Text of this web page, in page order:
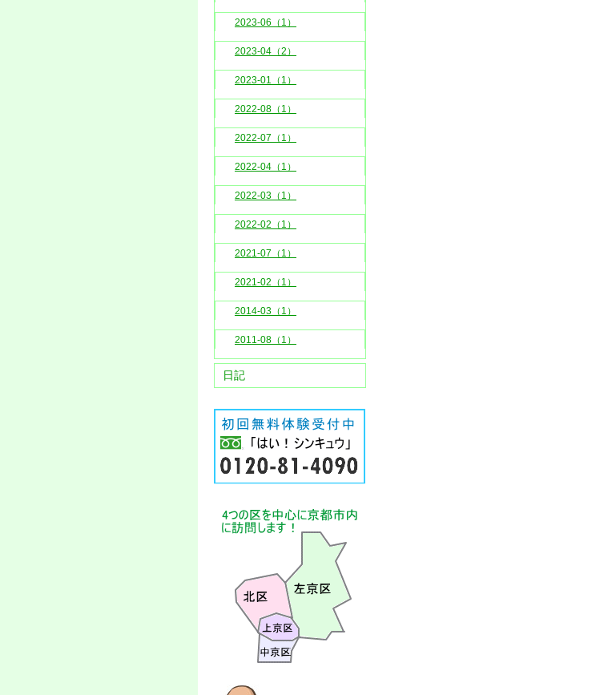
2023-06（1）
2023-04（2）
2023-01（1）
2022-08（1）
2022-07（1）
2022-04（1）
2022-03（1）
2022-02（1）
2021-07（1）
2021-02（1）
2014-03（1）
2011-08（1）
日記